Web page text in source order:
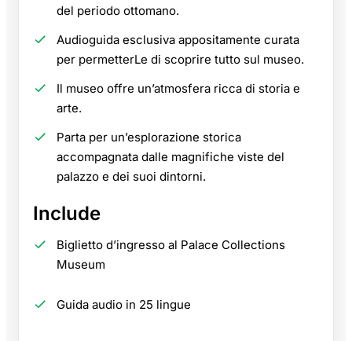
del periodo ottomano.
Audioguida esclusiva appositamente curata
per permetterLe di scoprire tutto sul museo.
Il museo offre un’atmosfera ricca di storia e
arte.
Parta per un’esplorazione storica
accompagnata dalle magnifiche viste del
palazzo e dei suoi dintorni.
Include
Biglietto d’ingresso al Palace Collections
Museum
Guida audio in 25 lingue